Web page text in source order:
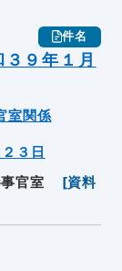
件名
９年１月
室関係
３日
官室 [資料